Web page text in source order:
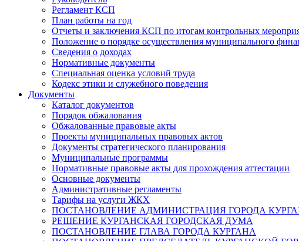
Регламент КСП
План работы на год
Отчеты и заключения КСП по итогам контрольных
Положение о порядке осуществления муниципального
Сведения о доходах
Нормативные документы
Специальная оценка условий труда
Кодекс этики и служебного поведения
Документы
Каталог документов
Порядок обжалования
Обжалованные правовые акты
Проекты муниципальных правовых актов
Документы стратегического планирования
Муниципальные программы
Нормативные правовые акты для прохождения аттестации
Основные документы
Административные регламенты
Тарифы на услуги ЖКХ
ПОСТАНОВЛЕНИЕ АДМИНИСТРАЦИЯ ГОРОДА
РЕШЕНИЕ КУРГАНСКАЯ ГОРОДСКАЯ ДУМА
ПОСТАНОВЛЕНИЕ ГЛАВА ГОРОДА КУРГАНА